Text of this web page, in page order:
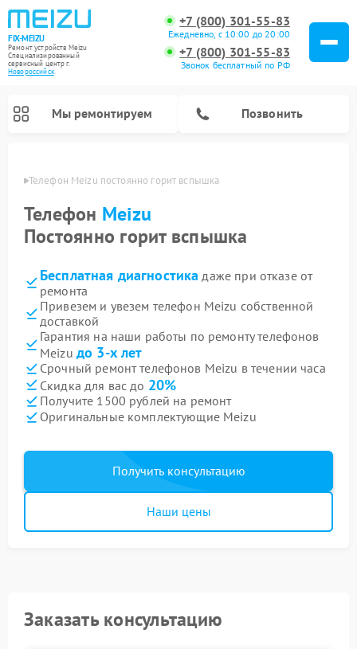
FIX-MEIZU
Ремонт устройств Meizu
Специализированный
cервисный центр г.
Новороссийск
+7 (800) 301-55-83
Ежедневно, с 10:00 до 20:00
+7 (800) 301-55-83
Звонок бесплатный по РФ
Мы ремонтируем Позвонить
Телефон Meizu постоянно горит вспышка
Телефон Meizu
Постоянно горит вспышка
Бесплатная диагностика даже при отказе от
ремонта
Привезем и увезем телефон Meizu собственной
доставкой
Гарантия на наши работы по ремонту телефонов
Meizu до 3-х лет
Срочный ремонт телефонов Meizu в течении часа
Скидка для вас до 20%
Получите 1500 рублей на ремонт
Оригинальные комплектующие Meizu
Получить консультацию
Наши цены
Заказать консультацию